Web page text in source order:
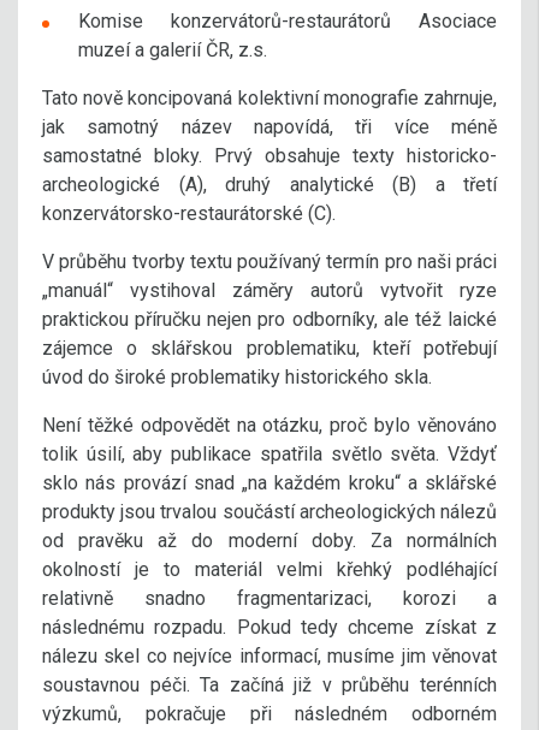
Komise konzervátorů-restaurátorů Asociace
muzeí a galerií ČR, z.s.
Tato nově koncipovaná kolektivní monografie zahrnuje,
jak samotný název napovídá, tři více méně
samostatné bloky. Prvý obsahuje texty historicko-
archeologické (A), druhý analytické (B) a třetí
konzervátorsko-restaurátorské (C).
V průběhu tvorby textu používaný termín pro naši práci
„manuál“ vystihoval záměry autorů vytvořit ryze
praktickou příručku nejen pro odborníky, ale též laické
zájemce o sklářskou problematiku, kteří potřebují
úvod do široké problematiky historického skla.
Není těžké odpovědět na otázku, proč bylo věnováno
tolik úsilí, aby publikace spatřila světlo světa. Vždyť
sklo nás provází snad „na každém kroku“ a sklářské
produkty jsou trvalou součástí archeologických nálezů
od pravěku až do moderní doby. Za normálních
okolností je to materiál velmi křehký podléhající
relativně snadno fragmentarizaci, korozi a
následnému rozpadu. Pokud tedy chceme získat z
nálezu skel co nejvíce informací, musíme jim věnovat
soustavnou péči. Ta začíná již v průběhu terénních
výzkumů, pokračuje při následném odborném